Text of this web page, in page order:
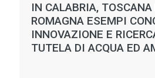
IN CALABRIA,
ROMAGNA ESEMPI
INNOVAZIONE E
TUTELA DI ACQUA ED